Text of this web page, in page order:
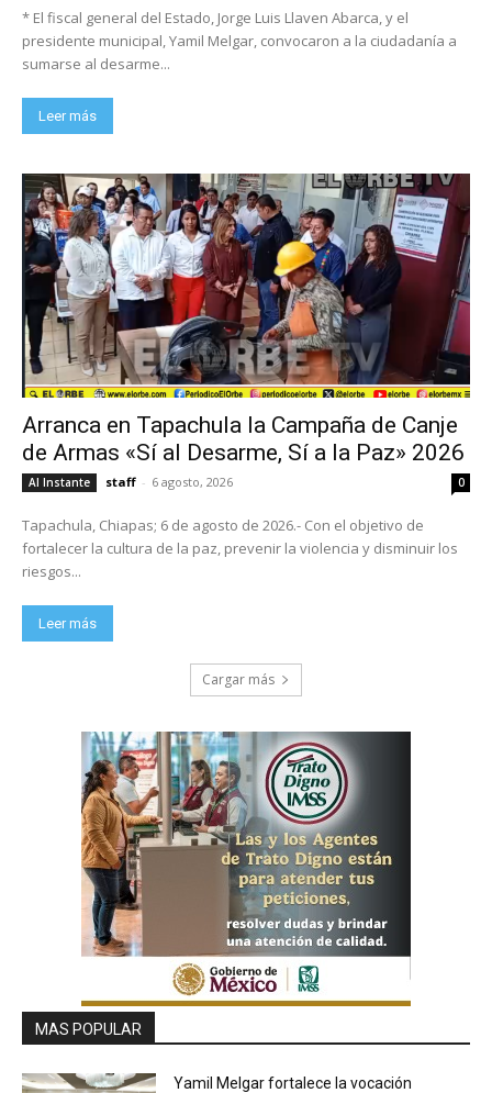
* El fiscal general del Estado, Jorge Luis Llaven Abarca, y el
presidente municipal, Yamil Melgar, convocaron a la ciudadanía a
sumarse al desarme...
Leer más
Arranca en Tapachula la Campaña de Canje
de Armas «Sí al Desarme, Sí a la Paz» 2026
Al Instante staff - 6 agosto, 2026 0
Tapachula, Chiapas; 6 de agosto de 2026.- Con el objetivo de
fortalecer la cultura de la paz, prevenir la violencia y disminuir los
riesgos...
Leer más
Cargar más
MAS POPULAR
Yamil Melgar fortalece la vocación